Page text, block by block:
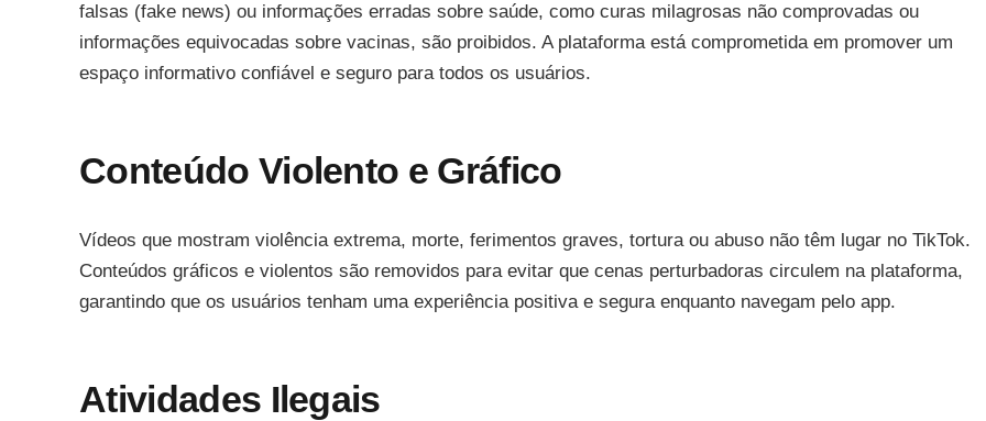
falsas (fake news) ou informações erradas sobre saúde, como curas milagrosas não comprovadas ou
informações equivocadas sobre vacinas, são proibidos. A plataforma está comprometida em promover um
espaço informativo confiável e seguro para todos os usuários.
Conteúdo Violento e Gráfico
Vídeos que mostram violência extrema, morte, ferimentos graves, tortura ou abuso não têm lugar no TikTok.
Conteúdos gráficos e violentos são removidos para evitar que cenas perturbadoras circulem na plataforma,
garantindo que os usuários tenham uma experiência positiva e segura enquanto navegam pelo app.
Atividades Ilegais